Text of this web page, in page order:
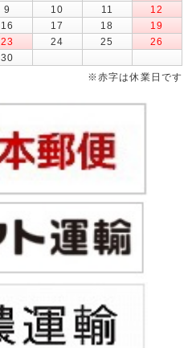
9 10 11
12
16 17 18
19
23 24 25
26
30
※赤字は休業日です